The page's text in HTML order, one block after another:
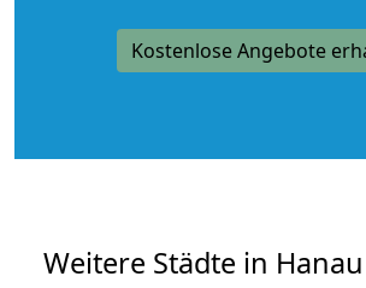
Kostenlose Angebote
Weitere Städte in Hanau